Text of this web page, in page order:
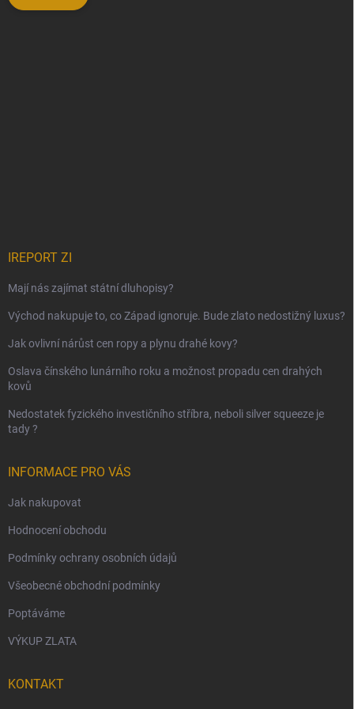
IREPORT ZI
Mají nás zajímat státní dluhopisy?
Východ nakupuje to, co Západ ignoruje. Bude zlato nedostižný luxus?
Jak ovlivní nárůst cen ropy a plynu drahé kovy?
Oslava čínského lunárního roku a možnost propadu cen drahých
kovů
Nedostatek fyzického investičního stříbra, neboli silver squeeze je
tady ?
INFORMACE PRO VÁS
Jak nakupovat
Hodnocení obchodu
Podmínky ochrany osobních údajů
Všeobecné obchodní podmínky
Poptáváme
VÝKUP ZLATA
KONTAKT